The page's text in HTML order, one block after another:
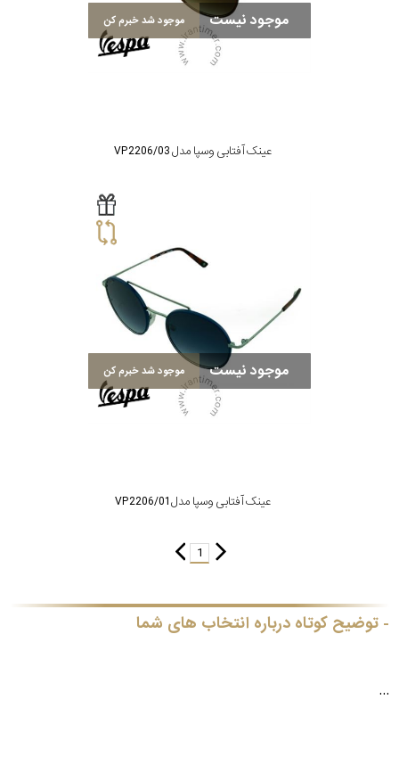
موجود نیست موجود شد خبرم کن
عینک آفتابی وسپا مدل VP2206/03
موجود نیست موجود شد خبرم کن
عینک آفتابی وسپا مدل VP2206/01
1
توضیح کوتاه درباره انتخاب های شما
...
فریم
پد